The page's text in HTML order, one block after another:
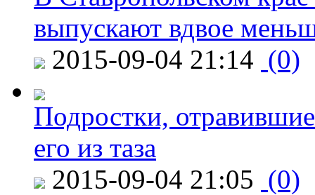
выпускают вдвое
2015-09-04 21:14 (0)
Подростки,
его из таза
2015-09-04 21:05 (0)